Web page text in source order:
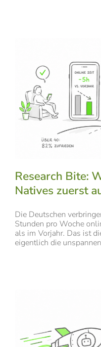
Research Bite:
Natives zuerst
Die Deutschen
Stunden pro Woche
als im Vorjahr. Das ist
eigentlich die